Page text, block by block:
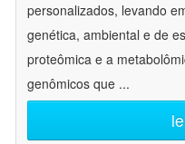
personalizados, levando
genética, ambiental e de
proteômica e a
genômicos que ...